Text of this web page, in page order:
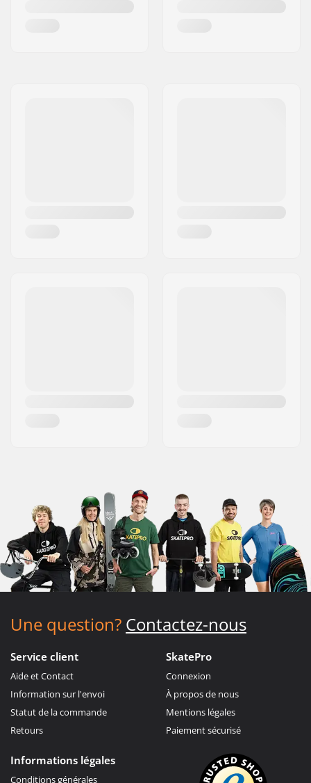
Une question? Contactez-nous
Service client
Aide et Contact
Information sur l'envoi
Statut de la commande
Retours
SkatePro
Connexion
À propos de nous
Mentions légales
Paiement sécurisé
Informations légales
Conditions générales